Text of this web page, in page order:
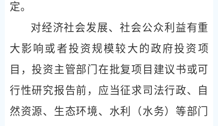
定。
对经济社会发展、社会公众利益有重
大影响或者投资规模较大的政府投资项
目，投资主管部门在批复项目建议书或可
行性研究报告前，应当征求司法行政、自
然资源、生态环境、水利（水务）等部门